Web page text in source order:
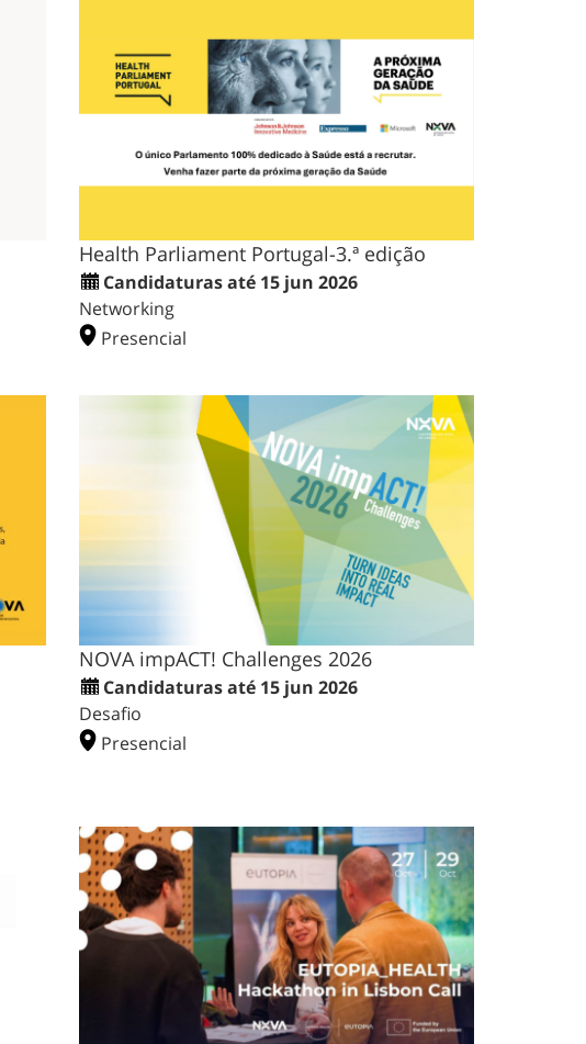
Health Parliament Portugal-3.ª edição
Candidaturas até 15 jun 2026
Networking
Presencial
NOVA impACT! Challenges 2026
Candidaturas até 15 jun 2026
Desafio
Presencial